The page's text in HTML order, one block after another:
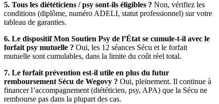
5. Tous les diététiciens / psy sont-ils éligibles ? Non, vérifiez les
conditions (diplôme, numéro ADELI, statut professionnel) sur votre
tableau de garanties.
6. Le dispositif Mon Soutien Psy de l’État se cumule-t-il avec le
forfait psy mutuelle ? Oui, les 12 séances Sécu et le forfait
mutuelle sont cumulables, dans la limite du coût réel total.
7. Le forfait prévention est-il utile en plus du futur
remboursement Sécu de Wegovy ? Oui, pleinement. Il continue à
financer l’accompagnement (diététicien, psy, APA) que la Sécu ne
rembourse pas dans la plupart des cas.